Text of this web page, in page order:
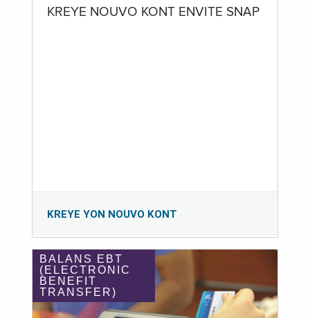
KREYE NOUVO KONT ENVITE SNAP
KREYE YON NOUVO KONT
BALANS EBT
(ELECTRONIC
BENEFIT
TRANSFER)